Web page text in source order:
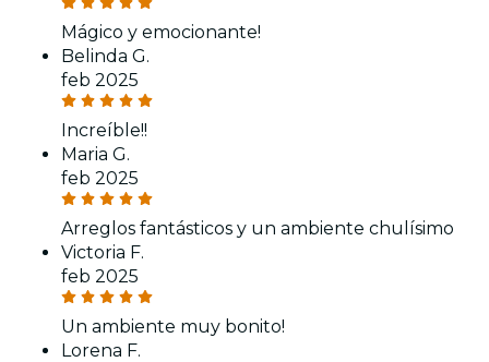
Mágico y emocionante!
Belinda G.
feb 2025
Increíble!!
Maria G.
feb 2025
Arreglos fantásticos y un ambiente chulísimo
Victoria F.
feb 2025
Un ambiente muy bonito!
Lorena F.